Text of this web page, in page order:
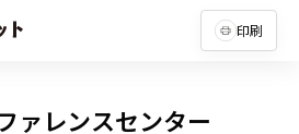
印刷
ァレンスセンター